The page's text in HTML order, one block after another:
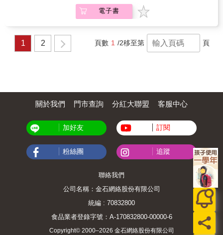
談判情況，也絕對能游刃有餘！ 【特色2】將
「身經百戰」歷練，化為最簡明的「系統化」
創新談判技巧，精彩實用！ 本書作者自二十幾
歲進入房地產投資行業以來，一路從台灣發展
至中國大陸一線城市，除了善於觀察分析、深
諳溝通脈絡，並且始終秉持「善良誠懇」的理
化」的結晶，更是他個人耗費兩年才完成的第
解，連影響全球的美國貿易戰，也有深入分析
&mdash;&mdash;&mdash;書在手，就能輕鬆
統都在用的「被動談判術」！ 【特色3】以
「實際案例」分析，用真實故事詳述七大被動
經驗為本，除了用「七堂課」來貫串「被動談
判」的精髓，並藉由一個又一個的真實案例來
詳實說明七大技巧的用法與時機。從角色、心
態、情勢的模擬，到對應態度、語氣、談判技
術的應用，都有完整的分析與說明，所以，只
要「看故事」，就能跟著事情發展的過程，一
步一步學會「搭舞台」、「掌握拉力」、「善
上的心情，不代表內心情緒毫無掩飾 ►►表情
豐富的人往往有點自我中心，他們及時將感情
透過表情流露，是想以這種方式來讓別人順著
自己的心意走。遇到這樣的人，如果發現他的
表情起變化，不妨先暫時認同，以免讓談判發
解談判對手的內心，不能只聽對方的話語，還
要觀察對方無意識的小動作。 （3）「隨便
吧」、「你看著辦吧」，其實不是真的讓你放
望，很可能他們對於你的建議有自己的想法，
但又不方便直接表達，這時最好能夠引導他說
出對他的真實想法，才能有利於進行協商。 此
外，了解不同的人格特質，也能有效揣摩對方
&mdash;&mdash; （1）善於處理且重視人際
一人，常常會不自覺地產生心理壓力，試著促
成「一對一」的對談方式，能使其無法發揮優
勢。 （2）自信心較強，有主見的人，通常喜
歡聽奉承話 ►►針對其驕傲自信的心理，準備
一些恰到好處的「恭維話」，能使其情緒高
判過程中旗開得勝並非易事，豐富的經驗，鮮
活的技巧當然必不可少。怎樣把你的主張變成
性的工作，同時具有一定的趣味性和刺激性。
作為談判者，固然要仰仗自身的實力，但也要
電子書
1 2 頁數 1 /2移至第 頁
關於我們 門市查詢 分紅大聯盟 客服中心
加好友 訂閱
粉絲團 追蹤
聯絡我們
公司名稱：金石網絡股份有限公司
統編 : 70832800
食品業者登錄字號：A-170832800-00000-6
Copyright© 2000–2026 金石網絡股份有限公司